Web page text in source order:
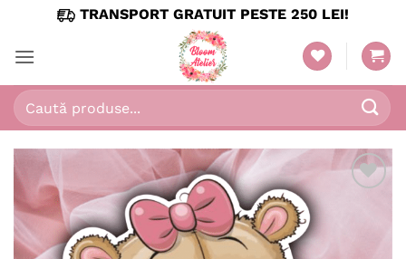
content
TRANSPORT GRATUIT PESTE 250 LEI!
Caută
după: